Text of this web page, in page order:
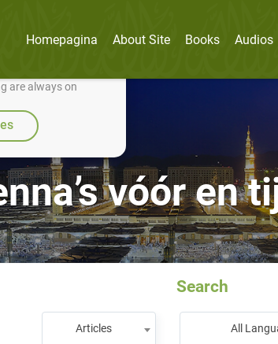
improve it.
are always on
Homepagina About Site Books Audios
vóór en
Search
Articles All